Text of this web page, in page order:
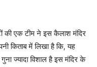
की एक टीम ने इस कैलाश मंदिर
किताब में लिखा है कि, यह
ज्यादा विशाल है इस मंदिर के